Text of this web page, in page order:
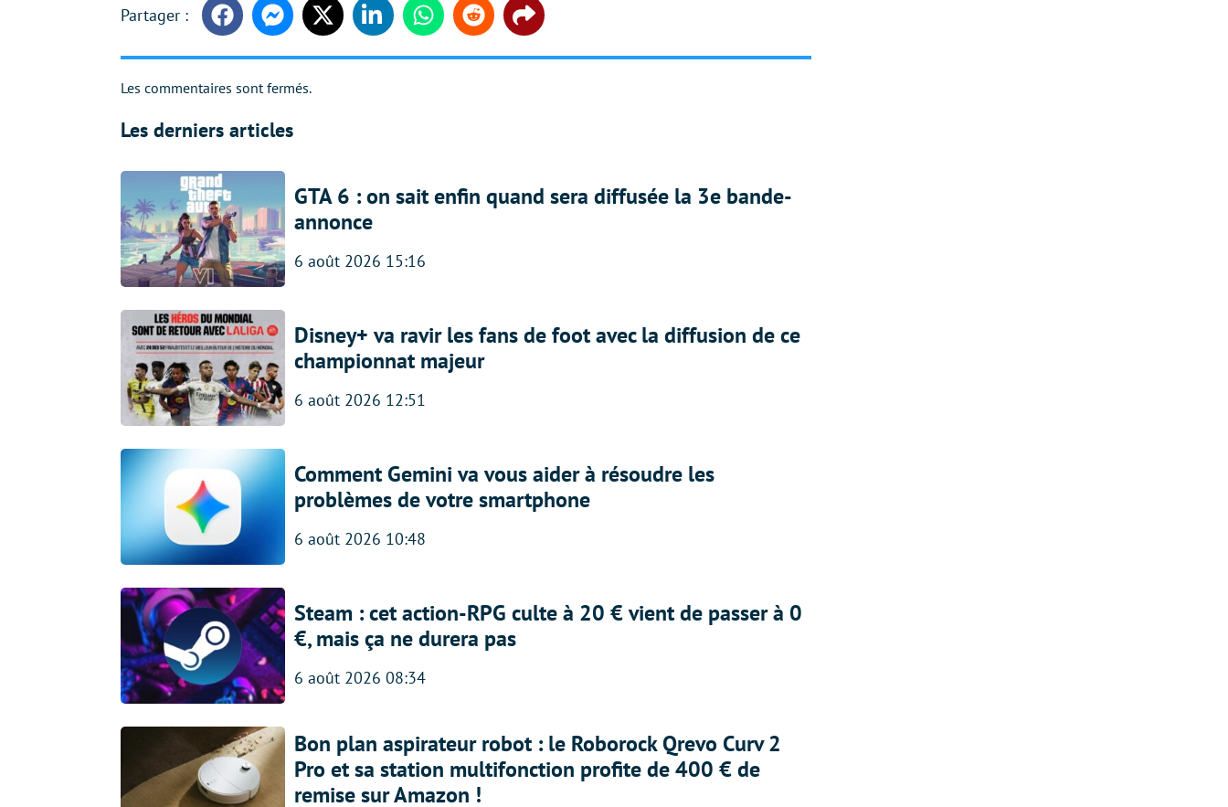
FacebookMessengerTwitter LinkedinWhatsappReddit Share
Les commentaires sont fermés.
Les derniers articles
GTA 6 : on sait enfin quand sera diffusée la 3e bande-
annonce
6 août 2026 15:16
Disney+ va ravir les fans de foot avec la diffusion de ce
championnat majeur
6 août 2026 12:51
Comment Gemini va vous aider à résoudre les
problèmes de votre smartphone
6 août 2026 10:48
Steam : cet action-RPG culte à 20 € vient de passer à 0
€, mais ça ne durera pas
6 août 2026 08:34
Bon plan aspirateur robot : le Roborock Qrevo Curv 2
Pro et sa station multifonction profite de 400 € de
remise sur Amazon !